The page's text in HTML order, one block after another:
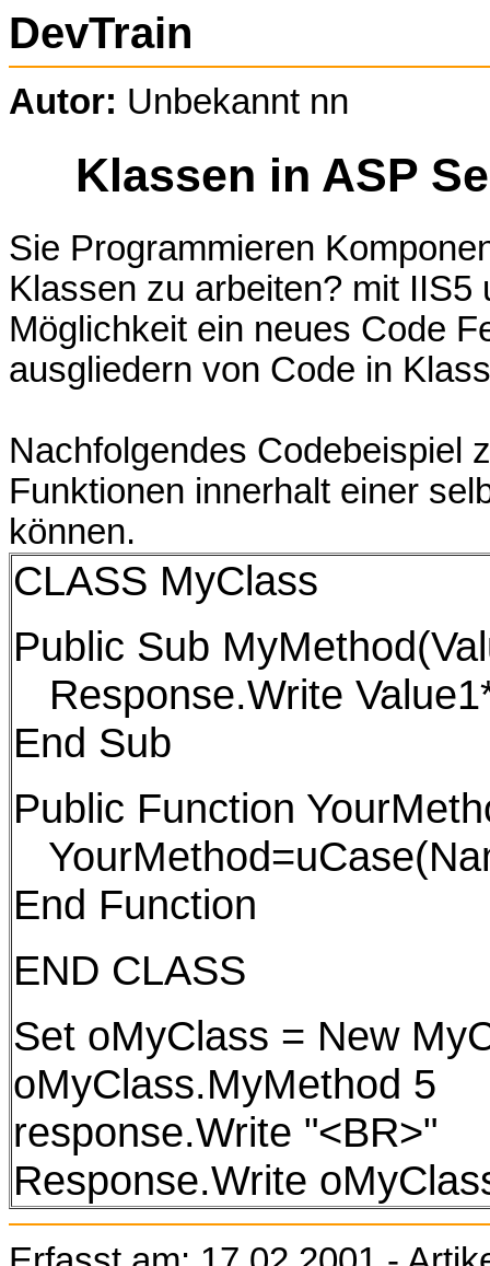
DevTrain
Autor: Unbekannt nn
Klassen in ASP
Sie Programmieren
Klassen zu arbeiten? mit IIS5
Möglichkeit ein neues Code
ausgliedern von Code in
Nachfolgendes Codebeispiel
Funktionen innerhalt einer
können.
CLASS MyClass
Public Sub
Response.Write
End Sub
Public Function
End Function
END CLASS
Set oMyClass = New
oMyClass.MyMethod 5
response.Write "<BR>"
Response.Write